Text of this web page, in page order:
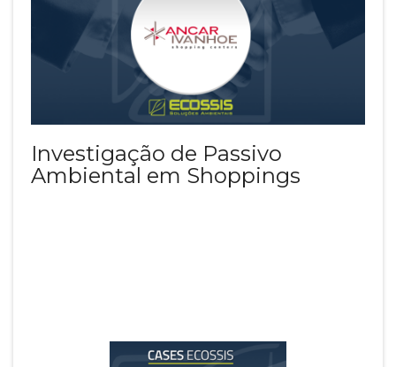
Investigação de Passivo
Ambiental em Shoppings